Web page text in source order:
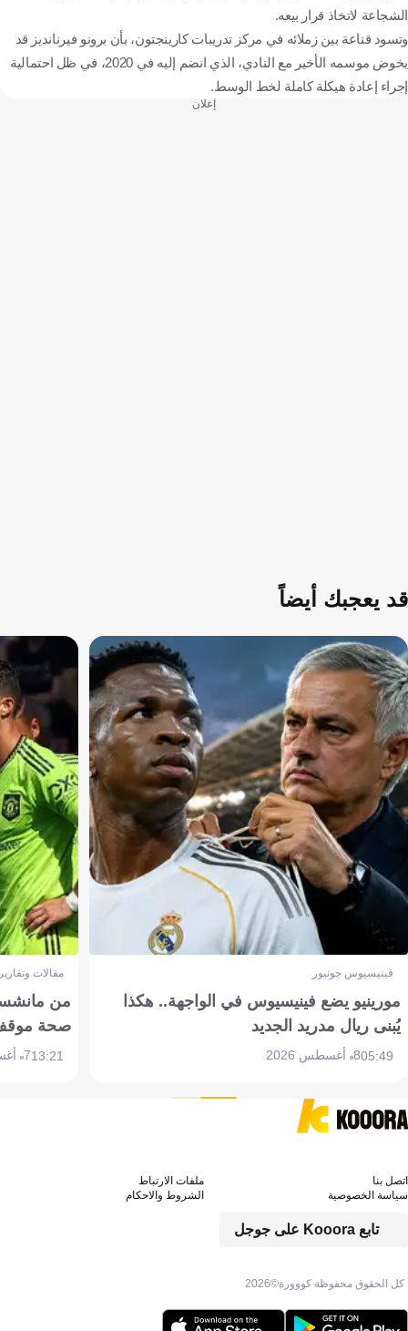
الشجاعة لاتخاذ قرار بيعه.
وتسود قناعة بين زملائه في مركز تدريبات كارينجتون، بأن برونو فيرنانديز قد
يخوض موسمه الأخير مع النادي، الذي انضم إليه في 2020، في ظل احتمالية
إجراء إعادة هيكلة كاملة لخط الوسط.
إعلان
قد يعجبك أيضاً
فينيسيوس جونيور
مورينيو يضع فينيسيوس في الواجهة.. هكذا
يُبنى ريال مدريد الجديد
05:498 أغسطس 2026
مقالات
من
صحة موقف
13:217 أغسطس 2026
كل الحقوق محفوظة كووورة©2026
تابع Kooora على جوجل
اتصل بنا
ملفات الارتباط
سياسة الخصوصية
الشروط والاحكام